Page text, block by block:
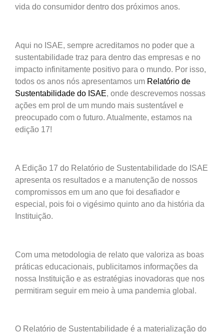
vida do consumidor dentro dos próximos anos.
Aqui no ISAE, sempre acreditamos no poder que a
sustentabilidade traz para dentro das empresas e no
impacto infinitamente positivo para o mundo. Por isso,
todos os anos nós apresentamos um Relatório de
Sustentabilidade do ISAE, onde descrevemos nossas
ações em prol de um mundo mais sustentável e
preocupado com o futuro. Atualmente, estamos na
edição 17!
A Edição 17 do Relatório de Sustentabilidade do ISAE
apresenta os resultados e a manutenção de nossos
compromissos em um ano que foi desafiador e
especial, pois foi o vigésimo quinto ano da história da
Instituição.
Com uma metodologia de relato que valoriza as boas
práticas educacionais, publicitamos informações da
nossa Instituição e as estratégias inovadoras que nos
permitiram seguir em meio à uma pandemia global.
O Relatório de Sustentabilidade é a materialização do